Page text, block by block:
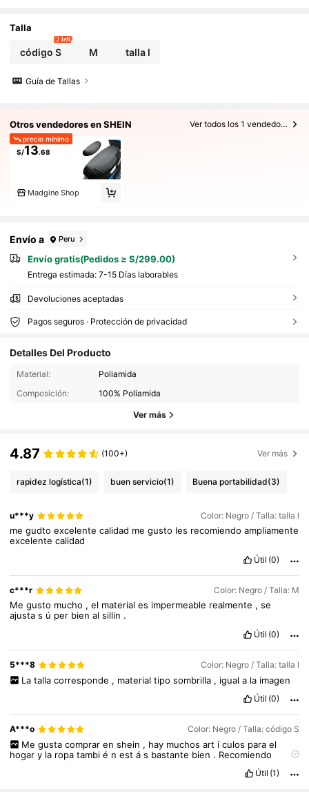
ra entusiastas del aire libre
Talla
código S
2 left
M talla l
Guía de Tallas
Otros vendedores en SHEIN Ver todos los 1 vendedores
precio mínimo
S/13.68
Madgine Shop
Envío a Peru
Envío gratis(Pedidos ≥ S/299.00)
Entrega estimada: 7-15 Días laborables
Devoluciones aceptadas
Pagos seguros · Protección de privacidad
Detalles Del Producto
Material:
Poliamida
Composición:
100% Poliamida
Ver más
4.87 (100+) Ver más
rapidez logística(1) buen servicio(1) Buena portabilidad(3)
u***y Color: Negro / Talla: talla l
megudtoexcelentecalidad megusto les recomiendoampliamente
excelentecalidad
Útil (0)
c***r Color: Negro / Talla: M
Megusto mucho ,el materiales impermeable realmente ,se
ajustas ú per bienalsillin .
Útil (0)
5***8 Color: Negro / Talla: talla l
La talla corresponde , material tipo sombrilla , igual a la imagen
Útil (0)
A***o Color: Negro / Talla: código S
Me gusta comprar en shein , hay muchos art í culos para el
hogary la ropatambié nestás bastante bien . Recomiendo
lacalidad
Útil (1)
4.84 221 Seguidores